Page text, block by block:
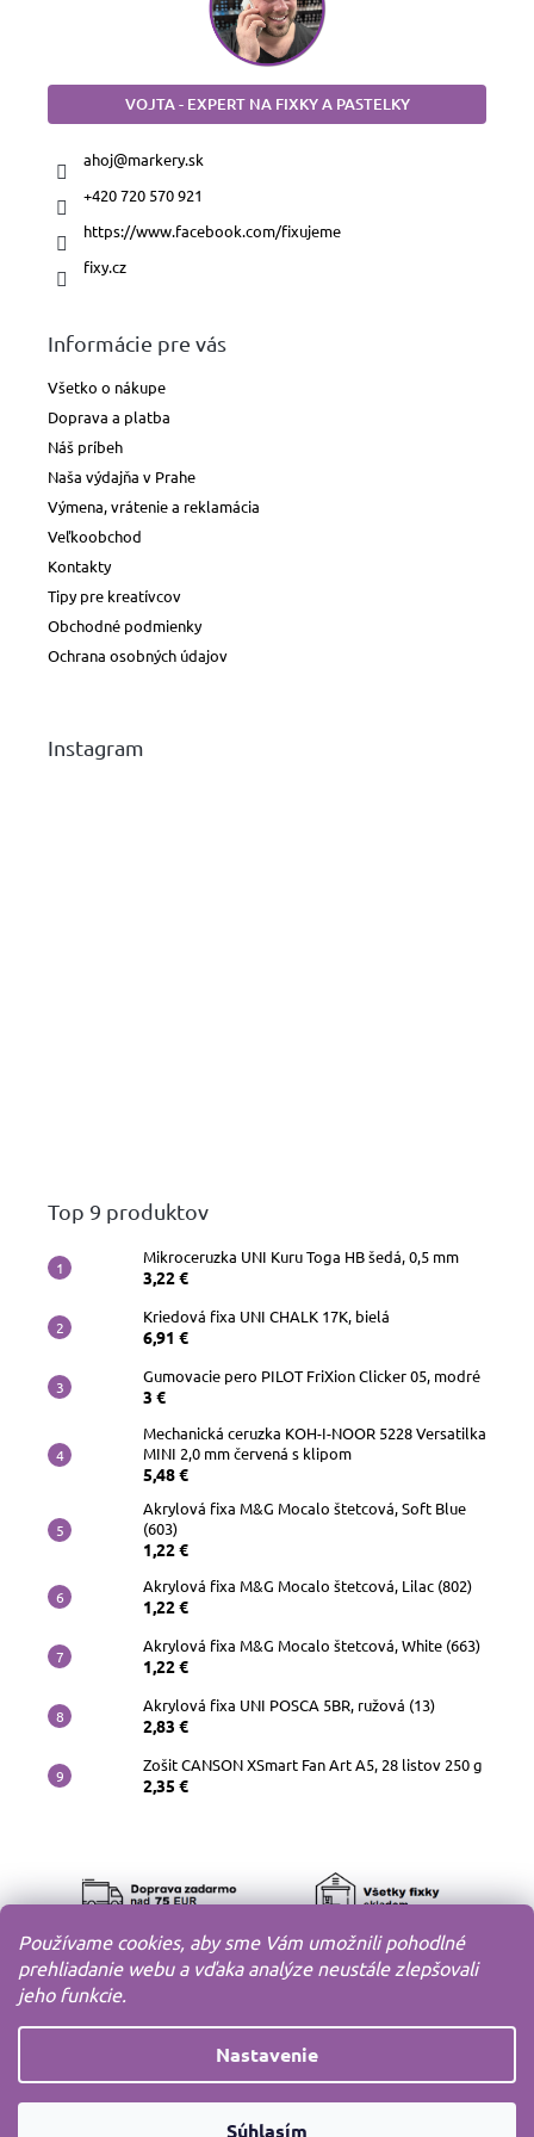
Používame cookies, aby sme Vám umožnili pohodlné
prehliadanie webu a vďaka analýze neustále zlepšovali
jeho funkcie.
Nastavenie
Súhlasím
VOJTA - EXPERT NA FIXKY A PASTELKY
ahoj@markery.sk
+420 720 570 921
https://www.facebook.com/fixujeme
fixy.cz
Informácie pre vás
Všetko o nákupe
Doprava a platba
Náš príbeh
Naša výdajňa v Prahe
Výmena, vrátenie a reklamácia
Veľkoobchod
Kontakty
Tipy pre kreatívcov
Obchodné podmienky
Ochrana osobných údajov
Instagram
Top 9 produktov
Mikroceruzka UNI Kuru Toga HB šedá, 0,5 mm
3,22 €
Kriedová fixa UNI CHALK 17K, bielá
6,91 €
Gumovacie pero PILOT FriXion Clicker 05, modré
3 €
Mechanická ceruzka KOH-I-NOOR 5228 Versatilka
MINI 2,0 mm červená s klipom
5,48 €
Akrylová fixa M&G Mocalo štetcová, Soft Blue
(603)
1,22 €
Akrylová fixa M&G Mocalo štetcová, Lilac (802)
1,22 €
Akrylová fixa M&G Mocalo štetcová, White (663)
1,22 €
Akrylová fixa UNI POSCA 5BR, ružová (13)
2,83 €
Zošit CANSON XSmart Fan Art A5, 28 listov 250 g
2,35 €